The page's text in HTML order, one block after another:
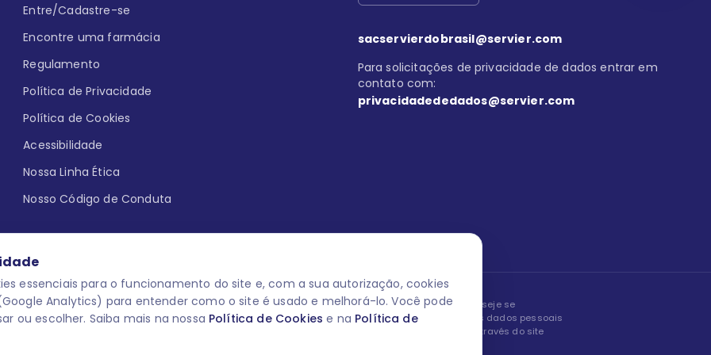
essenciais para o funcionamento do site e, com a sua autorização, cookies
Analytics) para entender como o site é usado e melhorá-lo. Você pode
ou escolher. Saiba mais na nossa Política de Cookies e na Política de
Entre/Cadastre-se
Encontre uma farmácia
Regulamento
Política de Privacidade
Política de Cookies
Acessibilidade
Nossa Linha Ética
Nosso Código de Conduta
sacservierdobrasil@servier.com
Para solicitações de privacidade de dados entrar em
contato com:
privacidadededados@servier.com
aqui uma reação adversa com
para o público leigo e para os
medicamentos. M-AS ONE-
O laboratório Servier do Brasil respeita os seus dados! Caso deseje se
descredenciar do Programa e apagar, editar ou corrigir os seus dados pessoais
você pode fazê-lo a qualquer momento entrando em contato através do site